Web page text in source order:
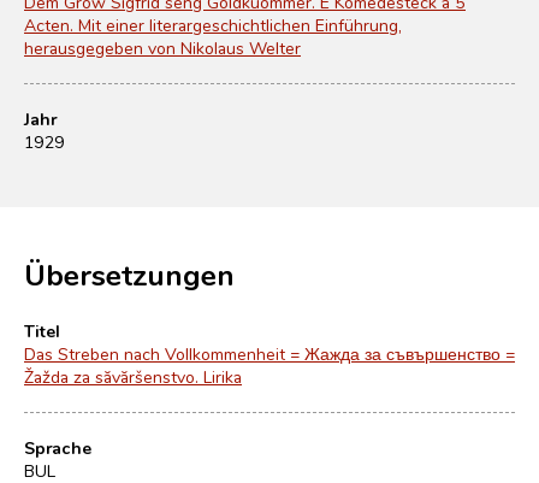
Acten. Mit einer literargeschichtlichen Einführung,
herausgegeben von Nikolaus Welter
Jahr
1929
Übersetzungen
Titel
Das Streben nach Vollkommenheit = Жажда за съвършенство =
Žažda za săvăršenstvo. Lirika
Sprache
BUL